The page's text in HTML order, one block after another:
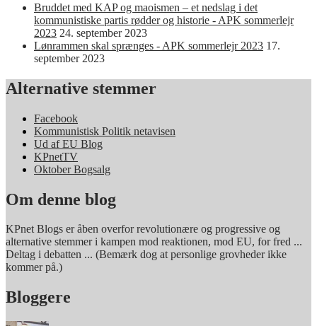
Bruddet med KAP og maoismen – et nedslag i det
kommunistiske partis rødder og historie - APK sommerlejr
2023 24. september 2023
Lønrammen skal sprænges - APK sommerlejr 2023 17.
september 2023
Alternative stemmer
Facebook
Kommunistisk Politik netavisen
Ud af EU Blog
KPnetTV
Oktober Bogsalg
Om denne blog
KPnet Blogs er åben overfor revolutionære og progressive og
alternative stemmer i kampen mod reaktionen, mod EU, for fred ...
Deltag i debatten ... (Bemærk dog at personlige grovheder ikke
kommer på.)
Bloggere